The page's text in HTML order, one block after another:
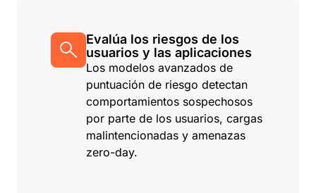
Evalúa los riesgos de los
usuarios y las aplicaciones
Los modelos avanzados de
puntuación de riesgo detectan
comportamientos sospechosos
por parte de los usuarios, cargas
malintencionadas y amenazas
zero-day.